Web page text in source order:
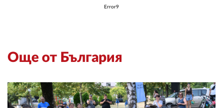
Error9
Още от България